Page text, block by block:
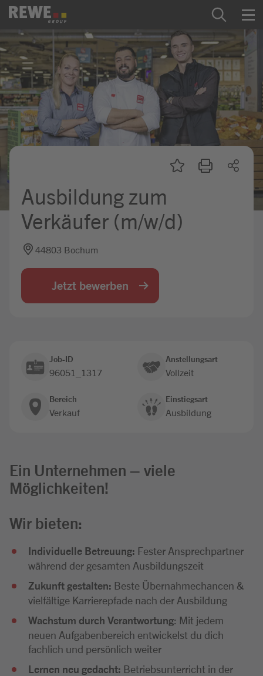
Zum Inhalt springen
Startseite
REWE Group als Arbeitgeber
Ausbildung & Studium
Praktikum & Werkstudium
Mein Kandidat:innenprofil
Ausbildung zum
Verkäufer (m/w/d)
44803 Bochum
Jetzt bewerben
Job-ID
96051_1317
Anstellungsart
Vollzeit
Bereich
Verkauf
Einstiegsart
Ausbildung
Ein Unternehmen – viele
Möglichkeiten!
Wir bieten:
Individuelle Betreuung: Fester Ansprechpartner
während der gesamten Ausbildungszeit
Zukunft gestalten: Beste Übernahmechancen &
vielfältige Karrierepfade nach der Ausbildung
Wachstum durch Verantwortung: Mit jedem
neuen Aufgabenbereich entwickelst du dich
fachlich und persönlich weiter
Lernen neu gedacht: Betriebsunterricht in der